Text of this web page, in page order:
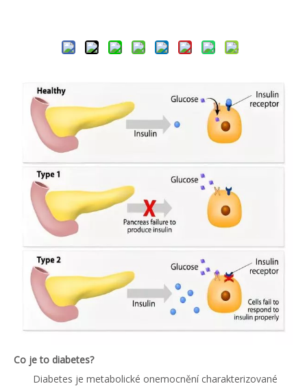
Co je to diabetes?
Diabetes je metabolické onemocnění charakterizované